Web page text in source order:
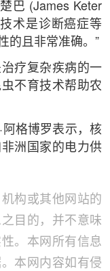
巴 (James Keter
术是诊断癌症等
的且非常准确。”
疗复杂疾病的一
不育技术帮助农
格博罗表示，核
洲国家的电力供
构或其他网站的
目的，并不意味
。本网所有信息
本网内容如有侵